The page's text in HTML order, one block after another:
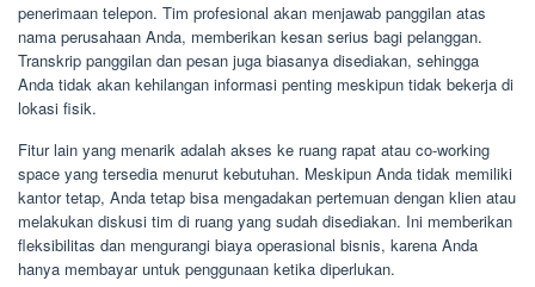
penerimaan telepon. Tim profesional akan menjawab panggilan atas
nama perusahaan Anda, memberikan kesan serius bagi pelanggan.
Transkrip panggilan dan pesan juga biasanya disediakan, sehingga
Anda tidak akan kehilangan informasi penting meskipun tidak bekerja di
lokasi fisik.
Fitur lain yang menarik adalah akses ke ruang rapat atau co-working
space yang tersedia menurut kebutuhan. Meskipun Anda tidak memiliki
kantor tetap, Anda tetap bisa mengadakan pertemuan dengan klien atau
melakukan diskusi tim di ruang yang sudah disediakan. Ini memberikan
fleksibilitas dan mengurangi biaya operasional bisnis, karena Anda
hanya membayar untuk penggunaan ketika diperlukan.